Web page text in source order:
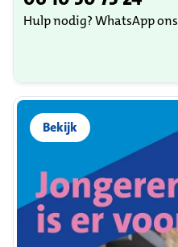
Hulp nodig? WhatsApp ons
Bekijk